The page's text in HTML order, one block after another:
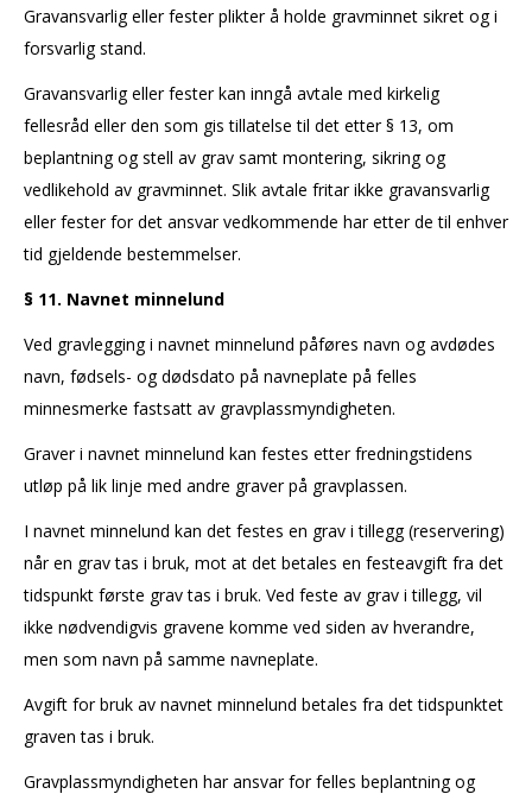
Gravansvarlig eller fester plikter å holde gravminnet sikret og i
forsvarlig stand.
Gravansvarlig eller fester kan inngå avtale med kirkelig
fellesråd eller den som gis tillatelse til det etter § 13, om
beplantning og stell av grav samt montering, sikring og
vedlikehold av gravminnet. Slik avtale fritar ikke gravansvarlig
eller fester for det ansvar vedkommende har etter de til enhver
tid gjeldende bestemmelser.
§ 11. Navnet minnelund
Ved gravlegging i navnet minnelund påføres navn og avdødes
navn, fødsels- og dødsdato på navneplate på felles
minnesmerke fastsatt av gravplassmyndigheten.
Graver i navnet minnelund kan festes etter fredningstidens
utløp på lik linje med andre graver på gravplassen.
I navnet minnelund kan det festes en grav i tillegg (reservering)
når en grav tas i bruk, mot at det betales en festeavgift fra det
tidspunkt første grav tas i bruk. Ved feste av grav i tillegg, vil
ikke nødvendigvis gravene komme ved siden av hverandre,
men som navn på samme navneplate.
Avgift for bruk av navnet minnelund betales fra det tidspunktet
graven tas i bruk.
Gravplassmyndigheten har ansvar for felles beplantning og